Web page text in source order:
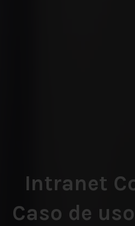
Intranet
Caso de